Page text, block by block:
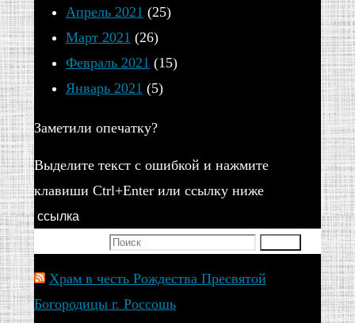
Апрель 2021 (25)
Март 2021 (26)
Февраль 2021 (15)
Январь 2021 (5)
Заметили опечатку?
Выделите текст с ошибкой и нажмите
клавиши Ctrl+Enter или ссылку ниже
ссылка
Храм в честь Рождества Пресвятой
Богородицы г. Россошь